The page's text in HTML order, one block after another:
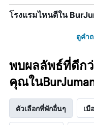
โรงแรมไหนดีใน
ดูคำ
พบผลลัพธ์ที่ดีกว่
คุณในBurJuman
ตัวเลือกที่พักอื่นๆ เมื